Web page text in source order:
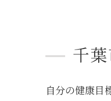
千
自分の健康目